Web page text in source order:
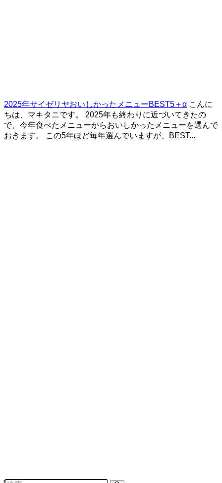
2025年サイゼリヤおいしかったメニューBEST5＋α こんに
ちは、マキタニです。 2025年も終わりに近づいてきたの
で、今年食べたメニューからおいしかったメニューを選んで
おきます。 この5年ほど毎年選んでいますが、BEST...